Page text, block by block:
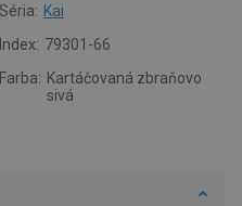
Séria: Kai
Index: 79301-66
Farba: Kartáčovaná zbraňovo
sivá